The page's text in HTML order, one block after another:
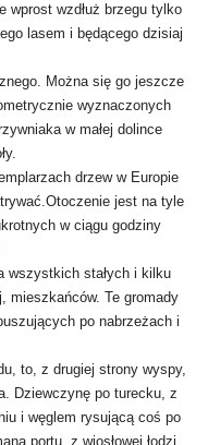
wprost wzdłuż brzegu tylko
lasem i będącego dzisiaj
Można się go jeszcze
wyznaczonych
w małej dolince
drzew w Europie
jest na tyle
w ciągu godziny
wszystkich stałych i kilku
mieszkańców. Te gromady
po nabrzeżach i
to, z drugiej strony wyspy,
Dziewczynę po turecku, z
i węglem rysującą coś po
portu, z wiosłowej łodzi